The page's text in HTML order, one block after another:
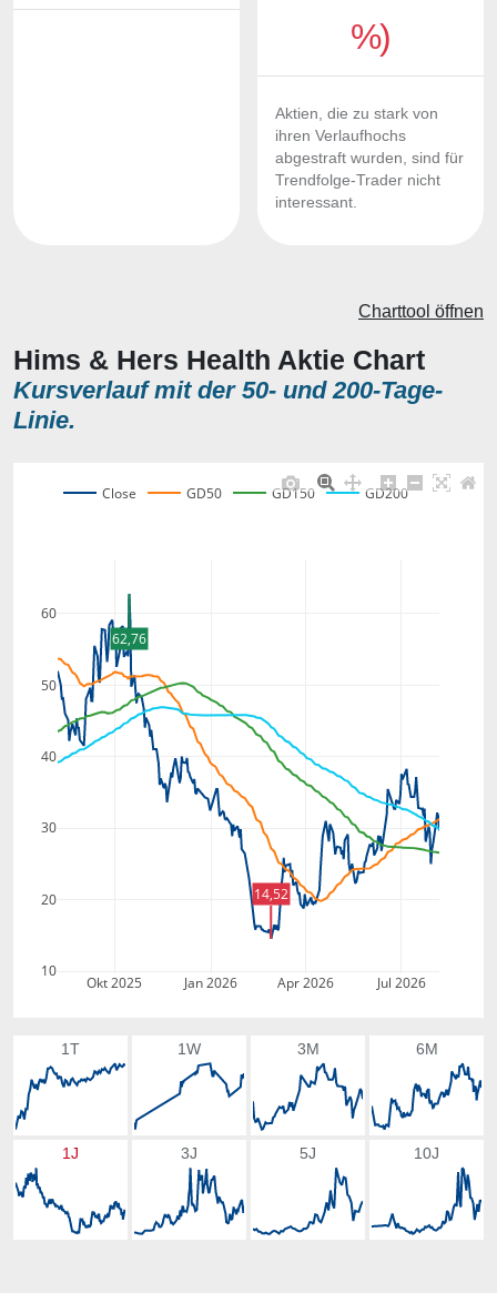
%)
Aktien, die zu stark von
ihren Verlaufhochs
abgestraft wurden, sind für
Trendfolge-Trader nicht
interessant.
Hims & Hers Health Aktie Chart
Kursverlauf mit der 50- und 200-Tage-
Linie.
Charttool öffnen
Okt 2025 Jan 2026 Apr 2026 Jul 2026
10
20
30
40
50
60
Close GD50 GD150 GD200
62,76
14,52
1T 1W 3M 6M
1J 3J 5J 10J